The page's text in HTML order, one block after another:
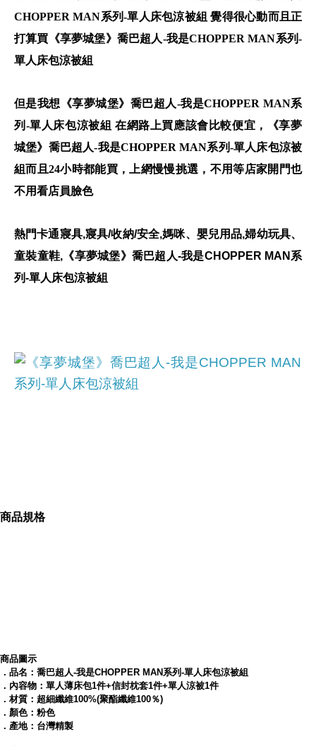
CHOPPER MAN系列-單人床包涼被組 覺得很心動而且正
打算買《享夢城堡》喬巴超人-我是CHOPPER MAN系列-
單人床包涼被組
但是我想《享夢城堡》喬巴超人-我是CHOPPER MAN系
列-單人床包涼被組 在網路上買應該會比較便宜，《享夢
城堡》喬巴超人-我是CHOPPER MAN系列-單人床包涼被
組而且24小時都能買，上網慢慢挑選，不用等店家開門也
不用看店員臉色
熱門卡通寢具,寢具/收納/安全,媽咪、嬰兒用品,婦幼玩具、
童裝童鞋,《享夢城堡》喬巴超人-我是CHOPPER MAN系
列-單人床包涼被組
．最新喬巴超人寢具歡樂上市！
商品規格
商品圖示
．品名：喬巴超人-我是CHOPPER MAN系列-單人床包涼被組
．內容物：單人薄床包1件+信封枕套1件+單人涼被1件
．材質：超細纖維100%(聚酯纖維100％)
．顏色：粉色
．產地：台灣精製